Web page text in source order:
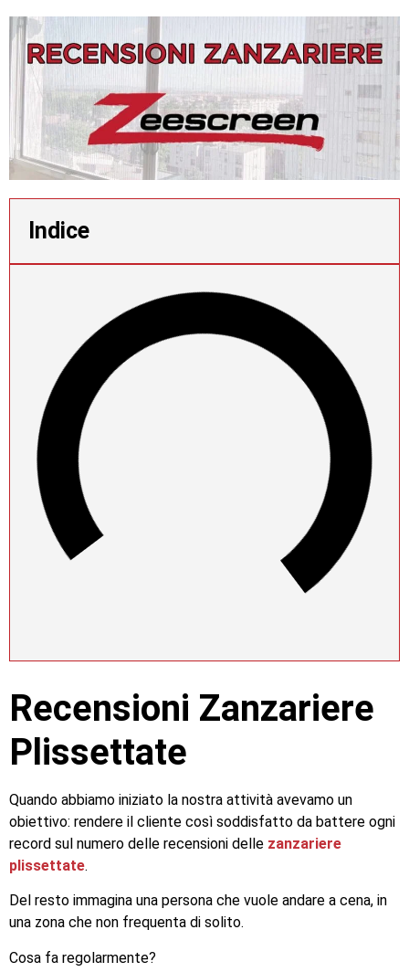
Indice
Recensioni Zanzariere
Plissettate
Quando abbiamo iniziato la nostra attività avevamo un
obiettivo: rendere il cliente così soddisfatto da battere ogni
record sul numero delle recensioni delle zanzariere
plissettate.
Del resto immagina una persona che vuole andare a cena, in
una zona che non frequenta di solito.
Cosa fa regolarmente?